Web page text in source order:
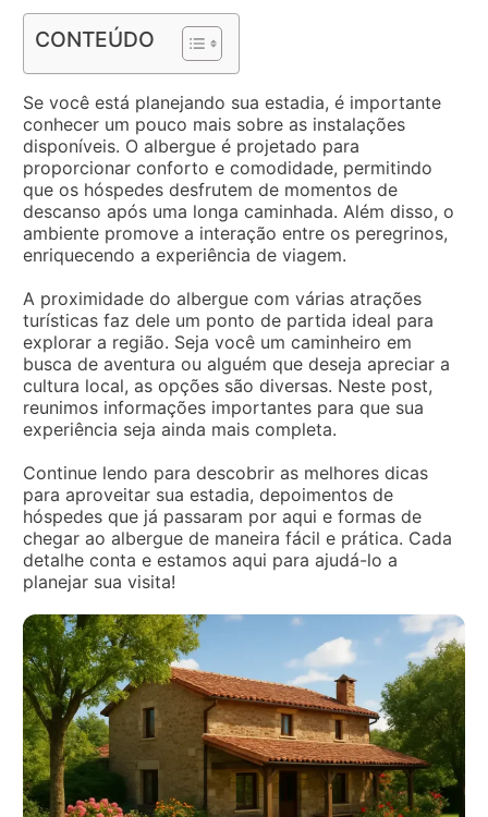
CONTEÚDO
Se você está planejando sua estadia, é importante
conhecer um pouco mais sobre as instalações
disponíveis. O albergue é projetado para
proporcionar conforto e comodidade, permitindo
que os hóspedes desfrutem de momentos de
descanso após uma longa caminhada. Além disso, o
ambiente promove a interação entre os peregrinos,
enriquecendo a experiência de viagem.
A proximidade do albergue com várias atrações
turísticas faz dele um ponto de partida ideal para
explorar a região. Seja você um caminheiro em
busca de aventura ou alguém que deseja apreciar a
cultura local, as opções são diversas. Neste post,
reunimos informações importantes para que sua
experiência seja ainda mais completa.
Continue lendo para descobrir as melhores dicas
para aproveitar sua estadia, depoimentos de
hóspedes que já passaram por aqui e formas de
chegar ao albergue de maneira fácil e prática. Cada
detalhe conta e estamos aqui para ajudá-lo a
planejar sua visita!